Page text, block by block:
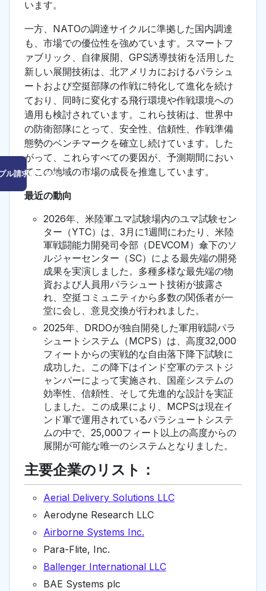
ル請求はこちら
います。
一方、NATOの調達サイクルに準拠した国内調達
も、市場での優位性を強めています。スマートフ
ァブリック、自律展開、GPS誘導技術を活用した
新しい展開技術は、北アメリカにおけるパラシュ
ートおよび空挺部隊の作戦に特化して進化を続け
ており、同時に変化する飛行環境や作戦環境への
適用も検討されています。これら技術は、世界中
の防衛部隊にとって、安全性、信頼性、作戦準備
態勢のベンチマークを確立し続けています。した
がって、これらすべての要因が、予測期間におい
てこの地域の市場の成長を推進しています。
最近の動向
2026年、米陸軍ユマ試験場内のユマ試験セン
ター（YTC）は、3月に1週間にわたり、米陸
軍戦闘能力開発司令部（DEVCOM）傘下のソ
ルジャーセンター（SC）による最先端の開発
成果を実演しました。多種多様な最先端の物
資および人員用パラシュート技術が披露さ
れ、空挺コミュニティから多数の関係者が一
堂に会し、意見交換が行われました。
2025年、DRDOが独自開発した軍用戦闘パラ
シュートシステム（MCPS）は、高度32,000
フィートからの実戦的な自由落下降下試験に
成功した。この降下はインド空軍のテストジ
ャンパーによって実施され、国産システムの
効率性、信頼性、そして先進的な設計を実証
しました。この成果により、MCPSは現在イ
ンド軍で運用されているパラシュートシステ
ムの中で、25,000フィート以上の高度からの
展開が可能な唯一のシステムとなりました。
主要企業のリスト：
Aerial Delivery Solutions LLC
Aerodyne Research LLC
Airborne Systems Inc.
Para-Flite, Inc.
Ballenger International LLC
BAE Systems plc